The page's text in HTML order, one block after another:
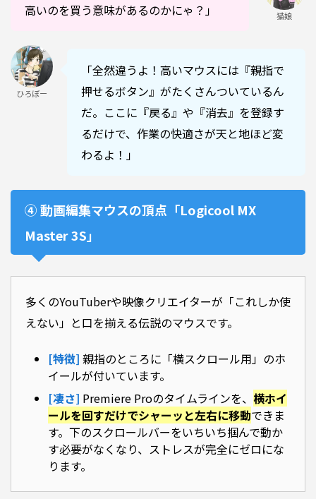
高いのを買う意味があるのかにゃ？」
猫娘
ひろぼー
「全然違うよ！高いマウスには『親指で
押せるボタン』がたくさんついているん
だ。ここに『戻る』や『消去』を登録す
るだけで、作業の快適さが天と地ほど変
わるよ！」
④ 動画編集マウスの頂点「Logicool MX
Master 3S」
多くのYouTuberや映像クリエイターが「これしか使
えない」と口を揃える伝説のマウスです。
[特徴] 親指のところに「横スクロール用」のホ
イールが付いています。
[凄さ] Premiere Proのタイムラインを、 横ホイ
ールを回すだけでシャーッと左右に移動できま
す。下のスクロールバーをいちいち掴んで動か
す必要がなくなり、ストレスが完全にゼロにな
ります。